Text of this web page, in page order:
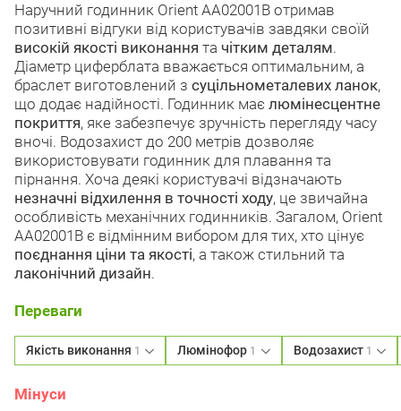
Наручний годинник Orient AA02001B отримав
позитивні відгуки від користувачів завдяки своїй
високій якості виконання та чітким деталям.
Діаметр циферблата вважається оптимальним, а
браслет виготовлений з суцільнометалевих ланок,
що додає надійності. Годинник має люмінесцентне
покриття, яке забезпечує зручність перегляду часу
вночі. Водозахист до 200 метрів дозволяє
використовувати годинник для плавання та
пірнання. Хоча деякі користувачі відзначають
незначні відхилення в точності ходу, це звичайна
особливість механічних годинників. Загалом, Orient
AA02001B є відмінним вибором для тих, хто цінує
поєднання ціни та якості, а також стильний та
лаконічний дизайн.
Переваги
Якість виконання 1 Люмінофор 1 Водозахист 1
Мінуси